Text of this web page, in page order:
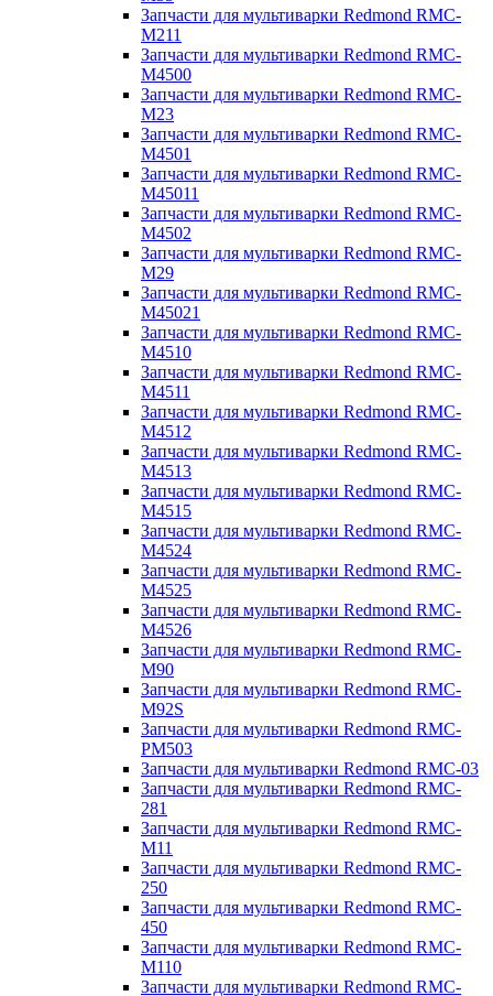
Запчасти для мультиварки Redmond RMC-
M211
Запчасти для мультиварки Redmond RMC-
M4500
Запчасти для мультиварки Redmond RMC-
M23
Запчасти для мультиварки Redmond RMC-
M4501
Запчасти для мультиварки Redmond RMC-
M45011
Запчасти для мультиварки Redmond RMC-
M4502
Запчасти для мультиварки Redmond RMC-
M29
Запчасти для мультиварки Redmond RMC-
M45021
Запчасти для мультиварки Redmond RMC-
M4510
Запчасти для мультиварки Redmond RMC-
M4511
Запчасти для мультиварки Redmond RMC-
M4512
Запчасти для мультиварки Redmond RMC-
M4513
Запчасти для мультиварки Redmond RMC-
M4515
Запчасти для мультиварки Redmond RMC-
M4524
Запчасти для мультиварки Redmond RMC-
M4525
Запчасти для мультиварки Redmond RMC-
M4526
Запчасти для мультиварки Redmond RMC-
M90
Запчасти для мультиварки Redmond RMC-
M92S
Запчасти для мультиварки Redmond RMC-
PM503
Запчасти для мультиварки Redmond RMC-03
Запчасти для мультиварки Redmond RMC-
281
Запчасти для мультиварки Redmond RMC-
M11
Запчасти для мультиварки Redmond RMC-
250
Запчасти для мультиварки Redmond RMC-
450
Запчасти для мультиварки Redmond RMC-
M110
Запчасти для мультиварки Redmond RMC-